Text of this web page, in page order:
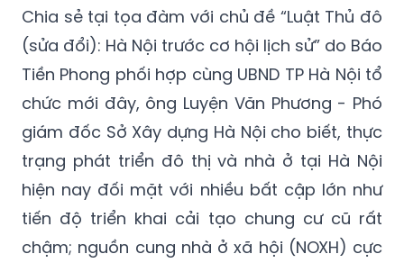
Chia sẻ tại tọa đàm với chủ đề “Luật Thủ đô
(sửa đổi): Hà Nội trước cơ hội lịch sử” do Báo
Tiền Phong phối hợp cùng UBND TP Hà Nội tổ
chức mới đây, ông Luyện Văn Phương - Phó
giám đốc Sở Xây dựng Hà Nội cho biết, thực
trạng phát triển đô thị và nhà ở tại Hà Nội
hiện nay đối mặt với nhiều bất cập lớn như
tiến độ triển khai cải tạo chung cư cũ rất
chậm; nguồn cung nhà ở xã hội (NOXH) cực